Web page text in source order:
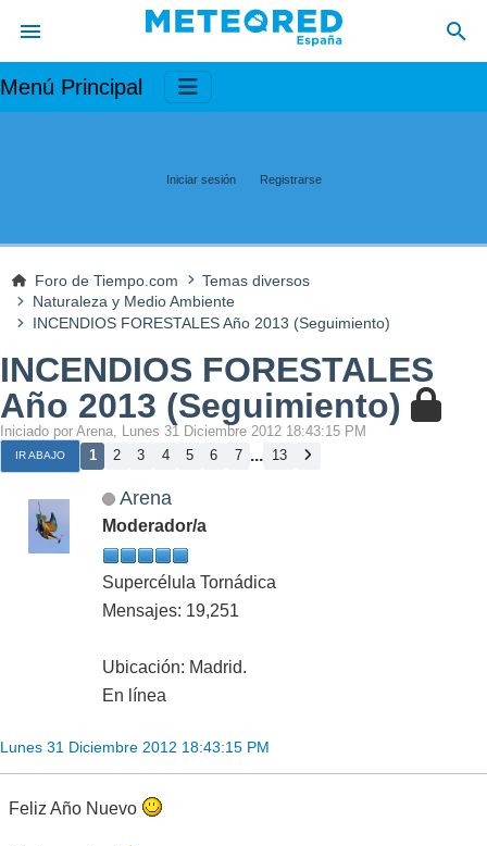
Menú Principal
Iniciar sesión Registrarse
Foro de Tiempo.com
Temas diversos
Naturaleza y Medio Ambiente
INCENDIOS FORESTALES Año 2013 (Seguimiento)
INCENDIOS FORESTALES
Año 2013 (Seguimiento)
Iniciado por Arena, Lunes 31 Diciembre 2012 18:43:15 PM
IR ABAJO 1 2 3 4 5 6 7 ... 13
Arena
Moderador/a
Supercélula Tornádica
Mensajes: 19,251
Ubicación: Madrid.
En línea
Lunes 31 Diciembre 2012 18:43:15 PM
Feliz Año Nuevo